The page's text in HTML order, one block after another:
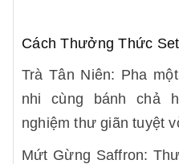
Cách Thưởng Thức
Trà Tân Niên: Pha
nhi cùng bánh chả
nghiệm thư giãn tuyệt
Mứt Gừng Saffron: